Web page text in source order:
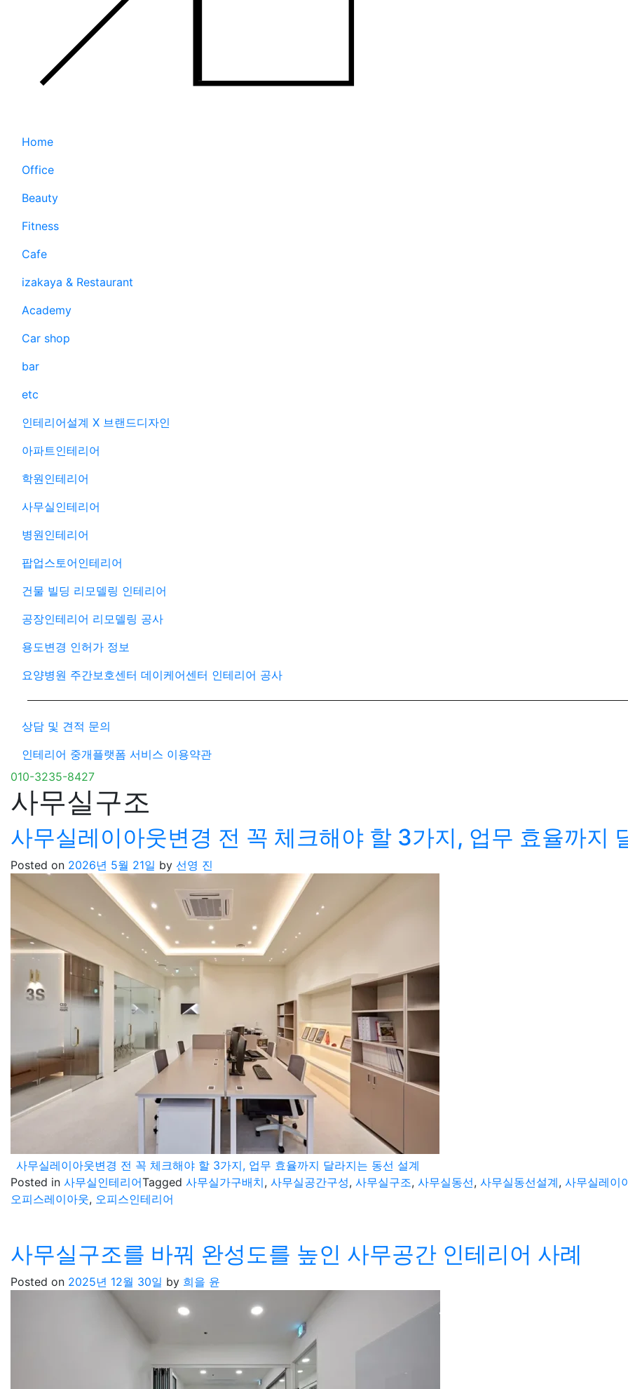
Home
Office
Beauty
Fitness
Cafe
izakaya & Restaurant
Academy
Car shop
bar
etc
인테리어설계 X 브랜드디자인
아파트인테리어
학원인테리어
사무실인테리어
병원인테리어
팝업스토어인테리어
건물 빌딩 리모델링 인테리어
공장인테리어 리모델링 공사
용도변경 인허가 정보
요양병원 주간보호센터 데이케어센터 인테리어 공사
상담 및 견적 문의
인테리어 중개플랫폼 서비스 이용약관
010-3235-8427
사무실구조
사무실레이아웃변경 전 꼭 체크해야 할 3가지, 업무 효율까지
Posted on 2026년 5월 21일 by 선영 진
사무실레이아웃변경 전 꼭 체크해야 할 3가지, 업무 효율까지 달라지는 동선 설계
Posted in 사무실인테리어Tagged 사무실가구배치, 사무실공간구성, 사무실구조, 사무실동선, 사무실동선설계, 사무실레이
오피스레이아웃, 오피스인테리어
사무실구조를 바꿔 완성도를 높인 사무공간 인테리어 사례
Posted on 2025년 12월 30일 by 희을 윤